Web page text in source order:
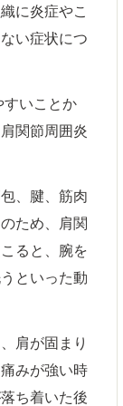
に炎症やこ
い症状につ
すいことか
関節周囲炎
、腱、筋肉
ため、肩関
ると、腕を
といった動
肩が固まり
みが強い時
ち着いた後